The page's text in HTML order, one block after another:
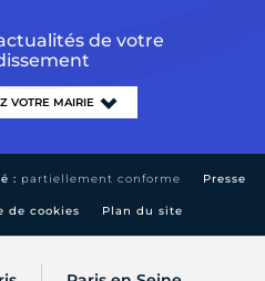
de votre
: partiellement conforme Presse
de cookies Plan du site